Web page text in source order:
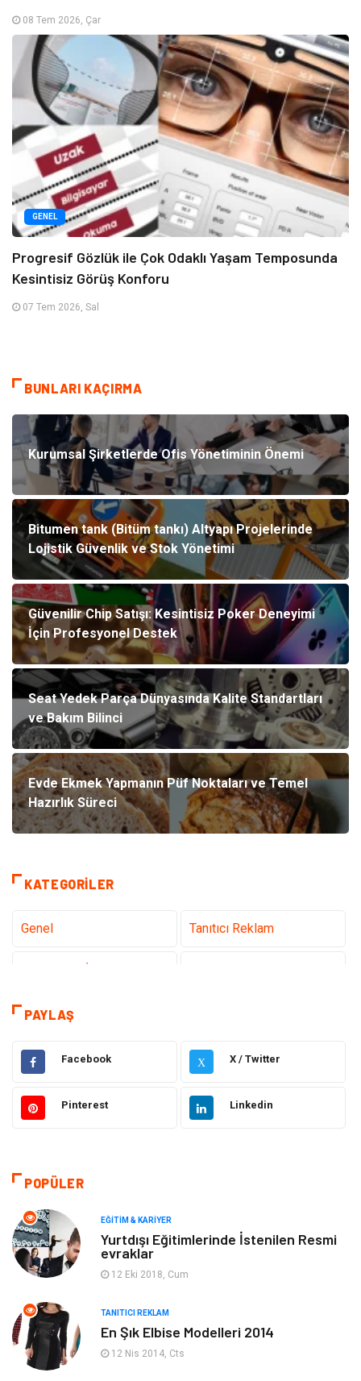
08 Tem 2026, Çar
GENEL
Progresif Gözlük ile Çok Odaklı Yaşam Temposunda
Kesintisiz Görüş Konforu
07 Tem 2026, Sal
BUNLARI KAÇIRMA
Kurumsal Şirketlerde Ofis Yönetiminin Önemi
Bitumen tank (Bitüm tankı) Altyapı Projelerinde
Lojistik Güvenlik ve Stok Yönetimi
Güvenilir Chip Satışı: Kesintisiz Poker Deneyimi
İçin Profesyonel Destek
Seat Yedek Parça Dünyasında Kalite Standartları
ve Bakım Bilinci
Evde Ekmek Yapmanın Püf Noktaları ve Temel
Hazırlık Süreci
KATEGORILER
Genel Tanıtıcı Reklam
Hizmet
Hukuk Emlak
Otomotiv Sağlıklı Yaşam
Moda
Makine
Elektronik
Giyim
Ev Dekorasyon Organizasyon
PAYLAŞ
Facebook X X / Twitter
Pinterest Linkedin
POPÜLER
EĞITIM & KARIYER
Yurtdışı Eğitimlerinde İstenilen Resmi
evraklar
12 Eki 2018, Cum
TANITICI REKLAM
En Şık Elbise Modelleri 2014
12 Nis 2014, Cts